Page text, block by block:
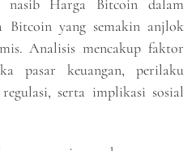
nasib Harga Bitcoin dalam
Bitcoin yang semakin anjlok
Analisis mencakup faktor
pasar keuangan, perilaku
serta implikasi sosial